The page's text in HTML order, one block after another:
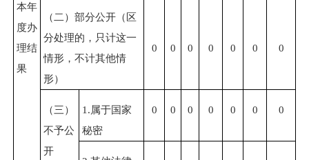
本年
度办
理结
果
（二）部分公开（区
分处理的，只计这一
情形，不计其他情
形）
0 0 0 0 0 0 0
（三）
不予公
开
1.属于国家
秘密
0 0 0 0 0 0 0